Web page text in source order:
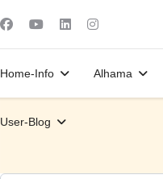
Home-Info Alhama
User-Blog